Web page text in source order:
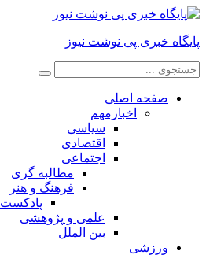
پایگاه خبری پی نوشت نیوز
صفحه اصلی
اخبارمهم
سیاسی
اقتصادی
اجتماعی
مطالبه گری
فرهنگ و هنر
پادکست
علمی و پژوهشی
بین الملل
ورزشی